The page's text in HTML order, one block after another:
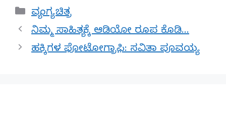
Categories
ವ್ಯಂಗ್ಯ ಚಿತ್ರ
ನಿಮ್ಮ ಸಾಹಿತ್ಯಕ್ಕೆ ಆಡಿಯೋ ರೂಪ ಕೊಡಿ…
ಹಕ್ಕಿಗಳ ಫೋಟೋಗ್ರಾಫಿ: ಸವಿತಾ ಪೂವಯ್ಯ